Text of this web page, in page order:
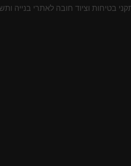
בטיחות וציוד חובה לאתרי בנייה ותשתית